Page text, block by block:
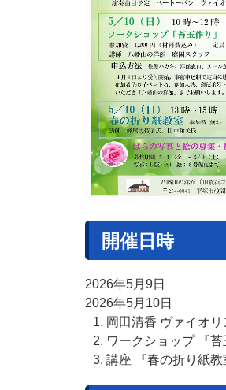
開催日時
2026年5月9日
2026年5月10日
岡田清香 ヴァイオ
ワークショップ 『
講座 『春の折り紙